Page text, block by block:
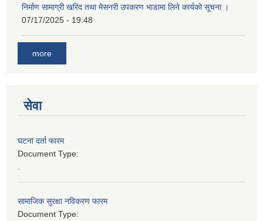
निर्माण सामाग्री खरिद तथा मेसनरी उपकरण भाडामा लिने कार्यको सूचना ।
07/17/2025 - 19:48
more
सेवा
घटना दर्ता फारम
Document Type:
सामाजिक सुरक्षा नविकरण फारम
Document Type: